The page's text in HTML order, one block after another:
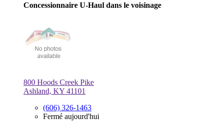
Concessionnaire U-Haul dans le voisinage
800 Hoods Creek Pike
Ashland, KY 41101
(606) 326-1463
Fermé aujourd'hui